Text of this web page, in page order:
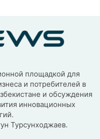
площадкой для
и потребителей в
и обсуждения
инновационных
Турсунходжаев.